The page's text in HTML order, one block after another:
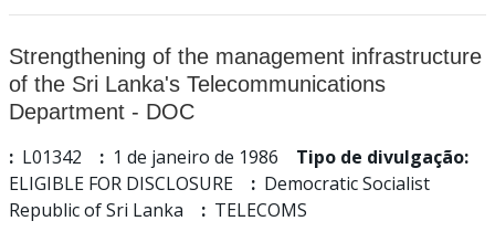
Strengthening of the management infrastructure
of the Sri Lanka's Telecommunications
Department - DOC
: L01342 : 1 de janeiro de 1986
Tipo de divulgação:
ELIGIBLE FOR DISCLOSURE
: Democratic Socialist
Republic of Sri Lanka
: TELECOMS